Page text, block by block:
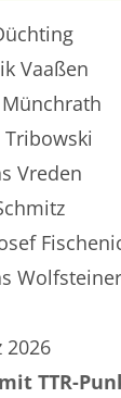
Vaaßen
Vreden
Wolfsteiner
2026
TTR-